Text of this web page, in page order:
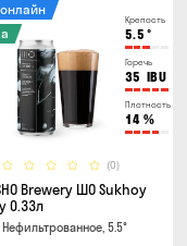
Крепость
5.5 °
Горечь
35 IBU
Плотность
14 %
(0)
Brewery ШО Sukhoy
0.33л
5.5°